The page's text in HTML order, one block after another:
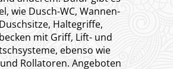
wie Dusch-WC, Wannen-
Haltegriffe,
mit Griff, Lift- und
ebenso wie
Rollatoren. Angeboten